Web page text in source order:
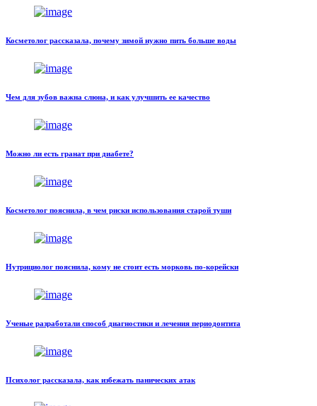
Косметолог рассказала, почему зимой нужно пить больше воды
Чем для зубов важна слюна, и как улучшить ее качество
Можно ли есть гранат при диабете?
Косметолог пояснила, в чем риски использования старой туши
Нутрициолог пояснила, кому не стоит есть морковь по-корейски
Ученые разработали способ диагностики и лечения периодонтита
Психолог рассказала, как избежать панических атак